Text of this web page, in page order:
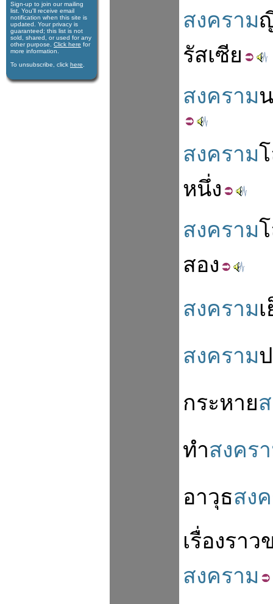
Sign-up to join our mail­ing
list. You'll receive e­mail
notification when this site is
updated. Your privacy is
guaran­teed; this list is not
sold, shared, or used for any
other purpose. Click here for
more infor­mation.
To unsubscribe, click here
สงคราม
รัสเซีย
สงคราม
สงคราม
หนึ่ง
สงคราม
สอง
สงคราม
สงคราม
กระหาย
ทำสงคร
อาวุธสง
เรื่องราว
สงคราม